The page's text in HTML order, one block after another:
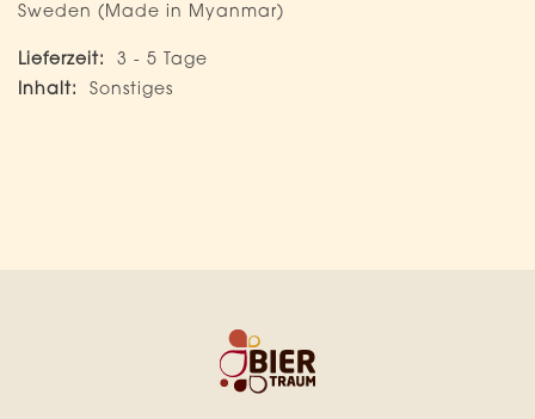
Sweden (Made in Myanmar)
Mehr
Informationen
3 - 5 Tage
Sonstiges